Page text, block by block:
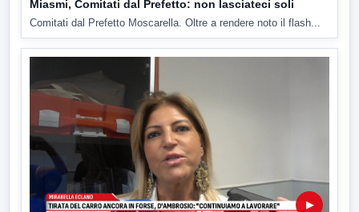
Miasmi, Comitati dal Prefetto: non lasciateci soli
Comitati dal Prefetto Moscarella. Oltre a rendere noto il flash...
▶